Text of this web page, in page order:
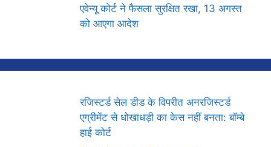
एवेन्यू कोर्ट ने फैसला सुरक्षित रखा, 13 अगस्त
को आएगा आदेश
रजिस्टर्ड सेल डीड के विपरीत अनरजिस्टर्ड
एग्रीमेंट से धोखाधड़ी का केस नहीं बनता: बॉम्बे
हाई कोर्ट